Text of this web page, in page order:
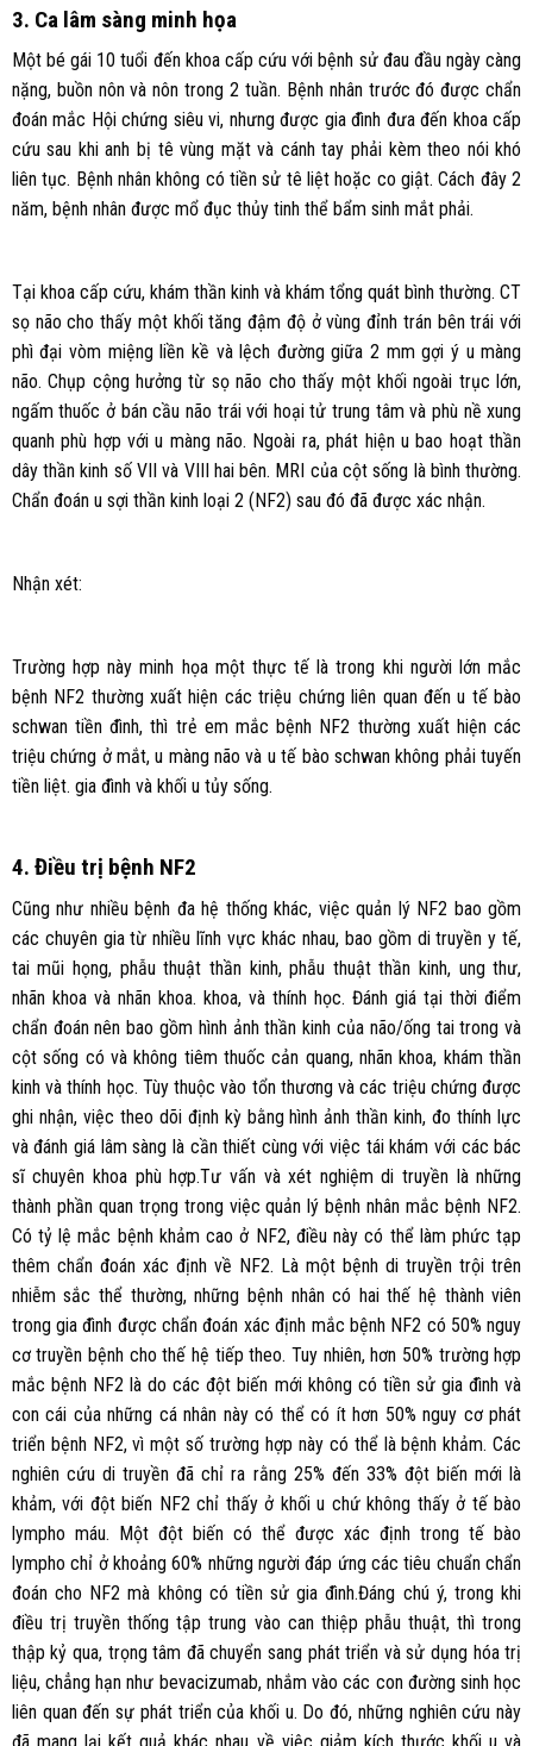
3. Ca lâm sàng minh họa
Một bé gái 10 tuổi đến khoa cấp cứu với bệnh sử đau đầu ngày càng
nặng, buồn nôn và nôn trong 2 tuần. Bệnh nhân trước đó được chẩn
đoán mắc Hội chứng siêu vi, nhưng được gia đình đưa đến khoa cấp
cứu sau khi anh bị tê vùng mặt và cánh tay phải kèm theo nói khó
liên tục. Bệnh nhân không có tiền sử tê liệt hoặc co giật. Cách đây 2
năm, bệnh nhân được mổ đục thủy tinh thể bẩm sinh mắt phải.
Tại khoa cấp cứu, khám thần kinh và khám tổng quát bình thường. CT
sọ não cho thấy một khối tăng đậm độ ở vùng đỉnh trán bên trái với
phì đại vòm miệng liền kề và lệch đường giữa 2 mm gợi ý u màng
não. Chụp cộng hưởng từ sọ não cho thấy một khối ngoài trục lớn,
ngấm thuốc ở bán cầu não trái với hoại tử trung tâm và phù nề xung
quanh phù hợp với u màng não. Ngoài ra, phát hiện u bao hoạt thần
dây thần kinh số VII và VIII hai bên. MRI của cột sống là bình thường.
Chẩn đoán u sợi thần kinh loại 2 (NF2) sau đó đã được xác nhận.
Nhận xét:
Trường hợp này minh họa một thực tế là trong khi người lớn mắc
bệnh NF2 thường xuất hiện các triệu chứng liên quan đến u tế bào
schwan tiền đình, thì trẻ em mắc bệnh NF2 thường xuất hiện các
triệu chứng ở mắt, u màng não và u tế bào schwan không phải tuyến
tiền liệt. gia đình và khối u tủy sống.
4. Điều trị bệnh NF2
Cũng như nhiều bệnh đa hệ thống khác, việc quản lý NF2 bao gồm
các chuyên gia từ nhiều lĩnh vực khác nhau, bao gồm di truyền y tế,
tai mũi họng, phẫu thuật thần kinh, phẫu thuật thần kinh, ung thư,
nhãn khoa và nhãn khoa. khoa, và thính học. Đánh giá tại thời điểm
chẩn đoán nên bao gồm hình ảnh thần kinh của não/ống tai trong và
cột sống có và không tiêm thuốc cản quang, nhãn khoa, khám thần
kinh và thính học. Tùy thuộc vào tổn thương và các triệu chứng được
ghi nhận, việc theo dõi định kỳ bằng hình ảnh thần kinh, đo thính lực
và đánh giá lâm sàng là cần thiết cùng với việc tái khám với các bác
sĩ chuyên khoa phù hợp.Tư vấn và xét nghiệm di truyền là những
thành phần quan trọng trong việc quản lý bệnh nhân mắc bệnh NF2.
Có tỷ lệ mắc bệnh khảm cao ở NF2, điều này có thể làm phức tạp
thêm chẩn đoán xác định về NF2. Là một bệnh di truyền trội trên
nhiễm sắc thể thường, những bệnh nhân có hai thế hệ thành viên
trong gia đình được chẩn đoán xác định mắc bệnh NF2 có 50% nguy
cơ truyền bệnh cho thế hệ tiếp theo. Tuy nhiên, hơn 50% trường hợp
mắc bệnh NF2 là do các đột biến mới không có tiền sử gia đình và
con cái của những cá nhân này có thể có ít hơn 50% nguy cơ phát
triển bệnh NF2, vì một số trường hợp này có thể là bệnh khảm. Các
nghiên cứu di truyền đã chỉ ra rằng 25% đến 33% đột biến mới là
khảm, với đột biến NF2 chỉ thấy ở khối u chứ không thấy ở tế bào
lympho máu. Một đột biến có thể được xác định trong tế bào
lympho chỉ ở khoảng 60% những người đáp ứng các tiêu chuẩn chẩn
đoán cho NF2 mà không có tiền sử gia đình.Đáng chú ý, trong khi
điều trị truyền thống tập trung vào can thiệp phẫu thuật, thì trong
thập kỷ qua, trọng tâm đã chuyển sang phát triển và sử dụng hóa trị
liệu, chẳng hạn như bevacizumab, nhắm vào các con đường sinh học
liên quan đến sự phát triển của khối u. Do đó, những nghiên cứu này